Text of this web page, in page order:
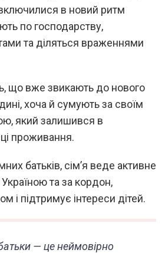
в новий ритм
по господарству,
та діляться враженнями
що вже звикають до нового
хоча й сумують за своїм
який залишився в
проживання.
батьків, сім’я веде активне
та за кордон,
і підтримує інтереси дітей.
— це неймовірно